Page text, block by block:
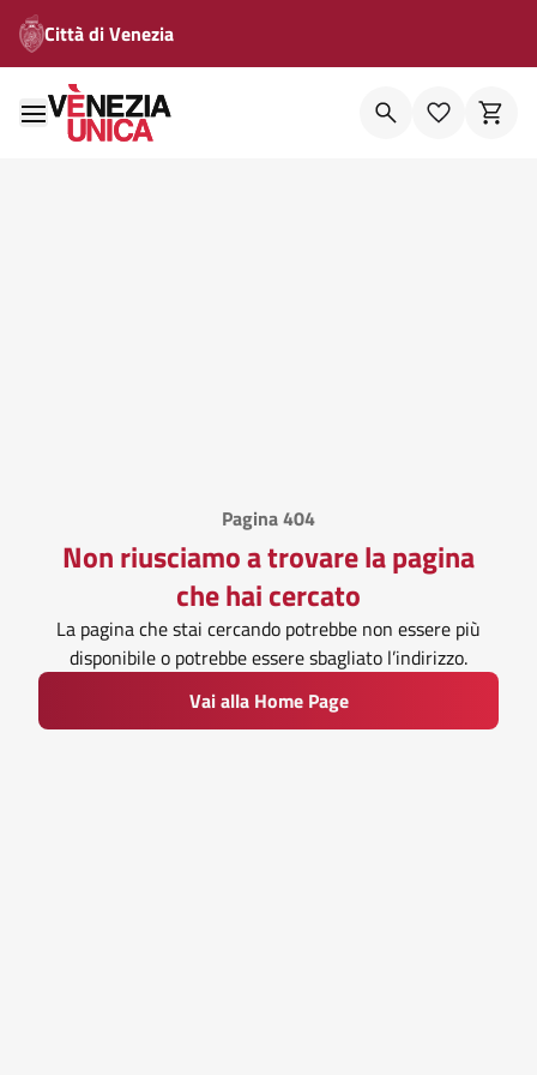
Città di Venezia
Pagina 404
Non riusciamo a trovare la pagina
che hai cercato
La pagina che stai cercando potrebbe non essere più
disponibile o potrebbe essere sbagliato l’indirizzo.
Vai alla Home Page